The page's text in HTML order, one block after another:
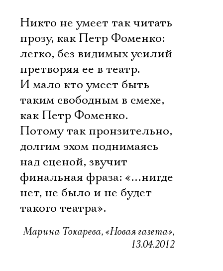
Никто не умеет так читать
прозу, как Петр Фоменко:
легко, без видимых усилий
претворяя ее в театр.
И мало кто умеет быть
таким свободным в смехе,
как Петр Фоменко.
Потому так пронзительно,
долгим эхом поднимаясь
над сценой, звучит
финальная фраза: «…нигде
нет, не было и не будет
такого театра».
Марина Токарева, «Новая газета»,
13.04.2012